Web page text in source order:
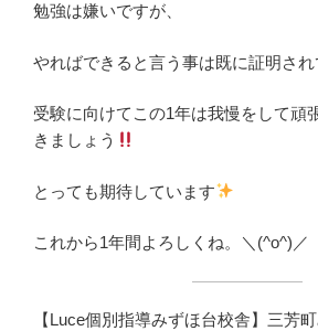
勉強は嫌いですが、
やればできると言う事は既に証明され
受験に向けてこの1年は我慢をして頑
きましょう
とっても期待しています
これから1年間よろしくね。＼(^o^)／
【Luce個別指導みずほ台校舎】三芳